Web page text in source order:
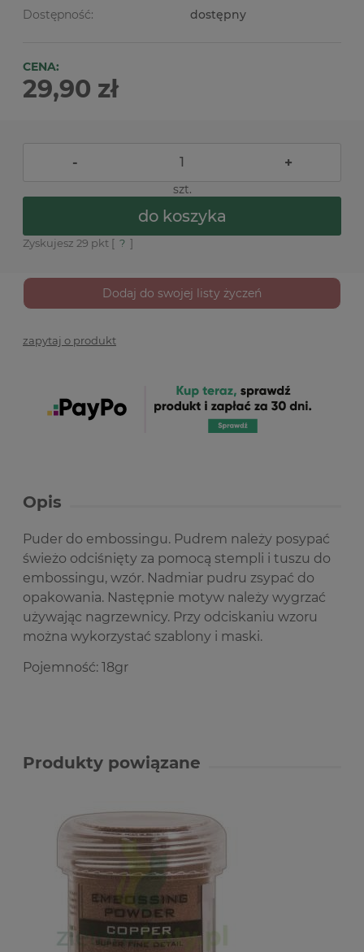
Dostępność:
dostępny
CENA:
29,90 zł
- +
szt.
do koszyka
Zyskujesz 29 pkt [ ? ]
Dodaj do swojej listy życzeń
zapytaj o produkt
Opis
Puder do embossingu. Pudrem należy posypać
świeżo odciśnięty za pomocą stempli i tuszu do
embossingu, wzór. Nadmiar pudru zsypać do
opakowania. Następnie motyw należy wygrzać
używając nagrzewnicy. Przy odciskaniu wzoru
można wykorzystać szablony i maski.
Pojemność: 18gr
Produkty powiązane